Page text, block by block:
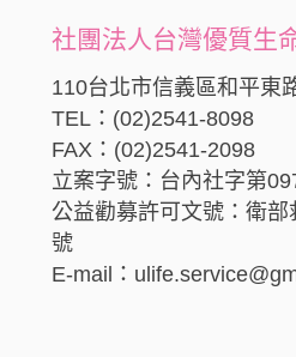
社團法人台灣優質生
110台北市信義區和平東
TEL：(02)2541-8098
FAX：(02)2541-2098
立案字號：台內社字第
公益勸募許可文號：衛
號
E-mail：